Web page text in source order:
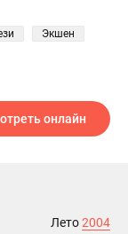
Экшен
онлайн
Лето2004